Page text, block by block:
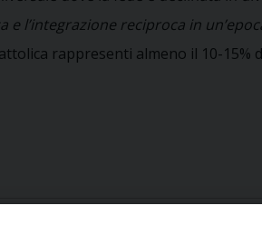
e l’integrazione reciproca in
rappresenti almeno il 10-15%